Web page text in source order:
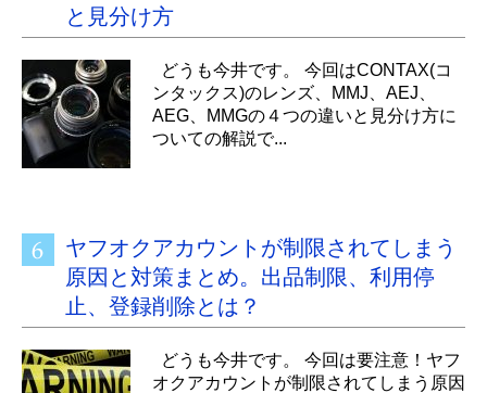
と見分け方
どうも今井です。 今回はCONTAX(コ
ンタックス)のレンズ、MMJ、AEJ、
AEG、MMGの４つの違いと見分け方に
ついての解説で...
ヤフオクアカウントが制限されてしまう
原因と対策まとめ。出品制限、利用停
止、登録削除とは？
どうも今井です。 今回は要注意！ヤフ
オクアカウントが制限されてしまう原因